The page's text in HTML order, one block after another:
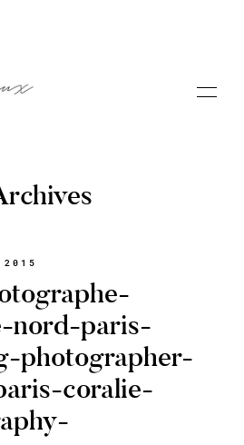
nord-paris-
photographer-
coralie-